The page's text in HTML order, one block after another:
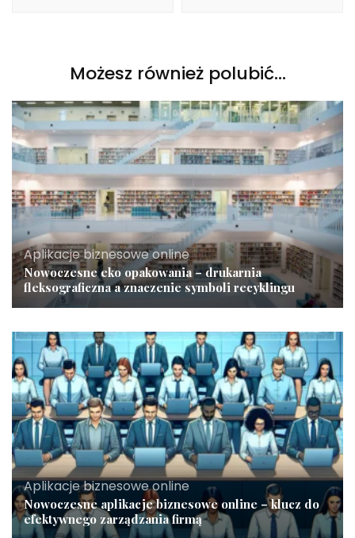
Możesz również polubić…
Aplikacje biznesowe online
Nowoczesne eko opakowania – drukarnia
fleksograficzna a znaczenie symboli recyklingu
Aplikacje biznesowe online
Nowoczesne aplikacje biznesowe online – klucz do
efektywnego zarządzania firmą